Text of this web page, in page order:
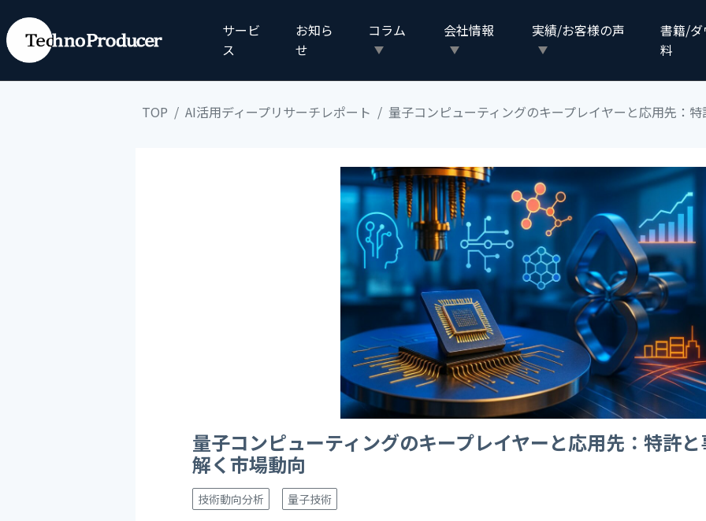
サービ
ス
お知ら
せ
コラム 会社情報 実績/お客様の声
書籍/ダ
料
TOP AI活用ディープリサーチレポート 量子コンピューティングのキープレイヤーと応用先：
量子コンピューティングのキープレイヤーと応用先：特許
解く市場動向
技術動向分析 量子技術